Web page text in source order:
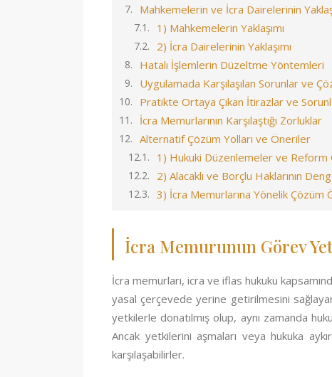
Mahkemelerin ve İcra Dairelerinin
1) Mahkemelerin Yaklaşımı
2) İcra Dairelerinin Yaklaşımı
Hatalı İşlemlerin Düzeltme Yöntemleri
Uygulamada Karşılaşılan Sorunlar ve
Pratikte Ortaya Çıkan İtirazlar ve
İcra Memurlarının Karşılaştığı Zorluklar
Alternatif Çözüm Yolları ve Öneriler
1) Hukuki Düzenlemeler ve Reform
2) Alacaklı ve Borçlu Haklarının
3) İcra Memurlarına Yönelik Çözüm
İcra Memurunun Görev
İcra memurları, icra ve iflas hukuku
yasal çerçevede yerine getirilmesini
yetkilerle donatılmış olup, aynı zamanda
Ancak yetkilerini aşmaları veya hukuka
karşılaşabilirler.